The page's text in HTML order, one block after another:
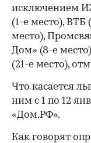
исключением
(1-е место), ВТБ
место),
Дом» (8-е
(21-е место),
Что касается
ним с 1 по 12
«Дом.РФ».
Как говорят